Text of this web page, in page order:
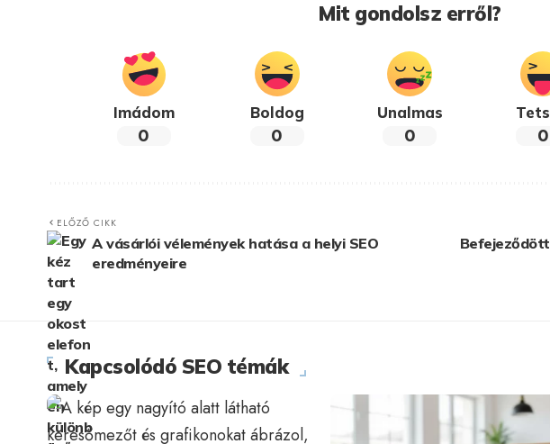
Mit gondolsz erről?
Imádom
0
Boldog
0
Unalmas
0 0
ELŐZŐ CIKK
A vásárlói vélemények hatása a helyi SEO
eredményeire
Kapcsolódó SEO témák